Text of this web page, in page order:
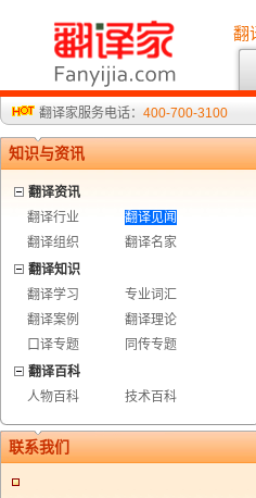
翻
翻译家服务电话： 400-700-3100
知识与资讯
翻译资讯
翻译行业
翻译见闻
翻译组织
翻译名家
翻译知识
翻译学习
专业词汇
翻译案例
翻译理论
口译专题
同传专题
翻译百科
人物百科
技术百科
联系我们